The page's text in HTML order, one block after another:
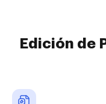
Edición de